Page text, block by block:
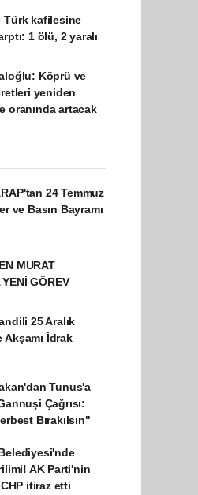
Türk kafilesine
1 ölü, 2 yaralı
Köprü ve
yeniden
oranında artacak
24 Temmuz
ve Basın Bayramı
MURAT
GÖREV
25 Aralık
Akşamı İdrak
Tunus'a
Çağrısı:
Bırakılsın"
AK Parti'nin
itiraz etti